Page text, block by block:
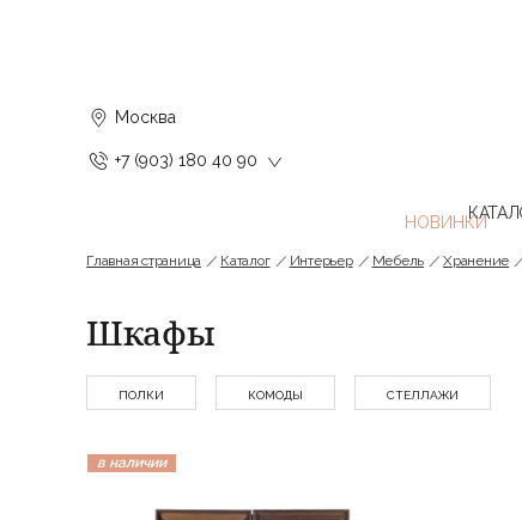
Москва
+7 (903) 180 40 90
Главная страница Каталог Интерьер Мебель Хранение
Шкафы
ПОЛКИ КОМОДЫ СТЕЛЛАЖИ
в наличии